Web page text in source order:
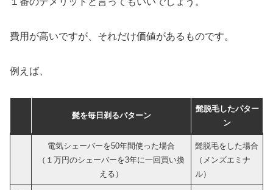
費用が高いですが、それだけ価値があるものです。
例えば、
髭を毎日剃るパターン
髭脱毛したパター
ン
電気シェーバーを50年間使った場合
（１万円のシェーバーを3年に一回買い換
える）
髭脱毛をした場合
（メンズエミナ
ル）